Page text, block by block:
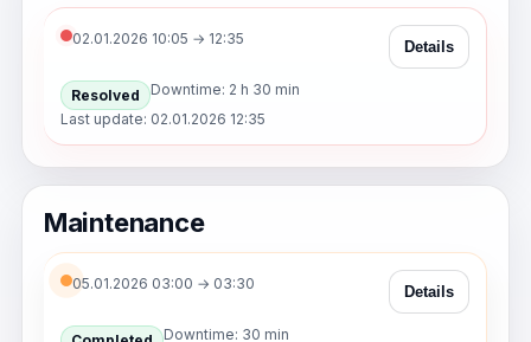
02.01.2026 10:05 → 12:35 Details
Resolved
Downtime: 2 h 30 min
Last update: 02.01.2026 12:35
Maintenance
05.01.2026 03:00 → 03:30 Details
Downtime: 30 min